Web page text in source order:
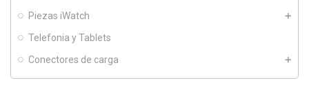
Piezas iWatch
Telefonia y Tablets
Conectores de carga